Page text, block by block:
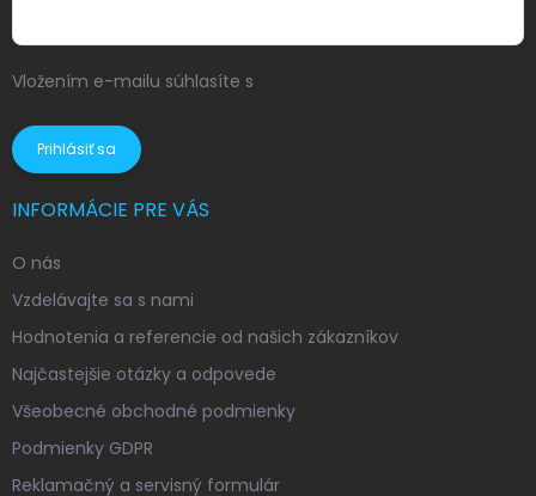
Vložením e-mailu súhlasíte s
Prihlásiť sa
INFORMÁCIE PRE VÁS
O nás
Vzdelávajte sa s nami
Hodnotenia a referencie od našich zákazníkov
Najčastejšie otázky a odpovede
Všeobecné obchodné podmienky
Podmienky GDPR
Reklamačný a servisný formulár